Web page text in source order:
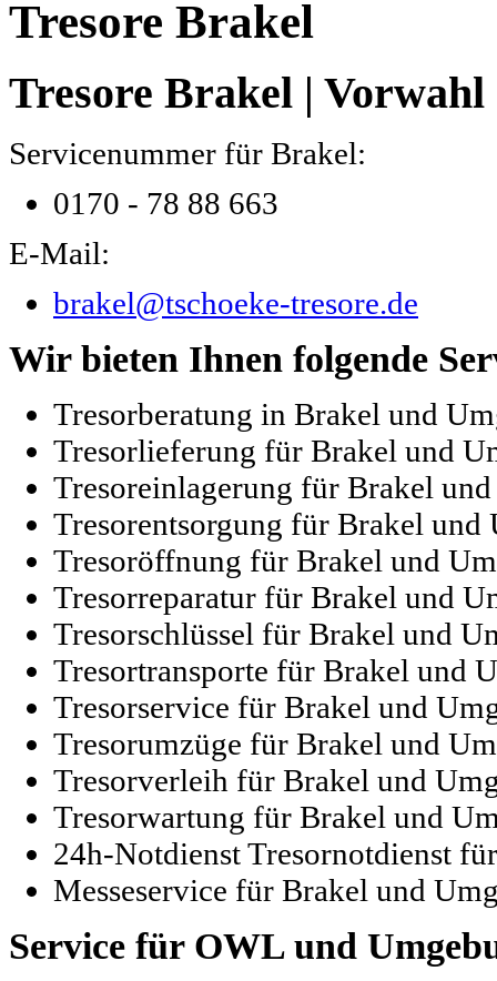
Tresore Brakel
Tresore Brakel | Vorwahl
Servicenummer für Brakel:
0170 - 78 88 663
E-Mail:
brakel@tschoeke-tresore.de
Wir bieten Ihnen folgende
Tresorberatung in Brakel und
Tresorlieferung für Brakel und
Tresoreinlagerung für Brakel
Tresorentsorgung für Brakel und
Tresoröffnung für Brakel und
Tresorreparatur für Brakel und
Tresorschlüssel für Brakel und
Tresortransporte für Brakel und
Tresorservice für Brakel und
Tresorumzüge für Brakel und
Tresorverleih für Brakel und
Tresorwartung für Brakel und
24h-Notdienst Tresornotdienst
Messeservice für Brakel und
Service für OWL und